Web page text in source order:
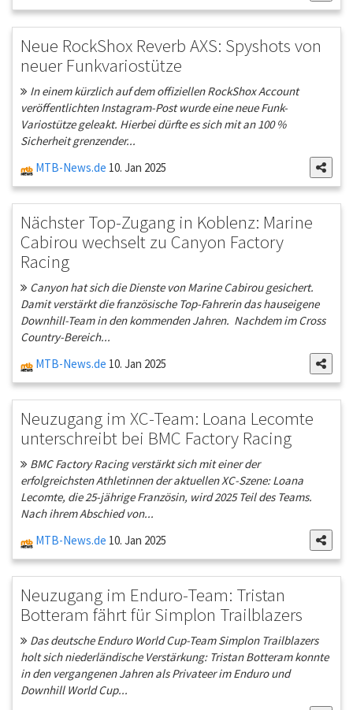
Neue RockShox Reverb AXS: Spyshots von
neuer Funkvariostütze
In einem kürzlich auf dem offiziellen RockShox Account
veröffentlichten Instagram-Post wurde eine neue Funk-
Variostütze geleakt. Hierbei dürfte es sich mit an 100 %
Sicherheit grenzender...
MTB-News.de 10. Jan 2025
Nächster Top-Zugang in Koblenz: Marine
Cabirou wechselt zu Canyon Factory
Racing
Canyon hat sich die Dienste von Marine Cabirou gesichert.
Damit verstärkt die französische Top-Fahrerin das hauseigene
Downhill-Team in den kommenden Jahren. Nachdem im Cross
Country-Bereich...
MTB-News.de 10. Jan 2025
Neuzugang im XC-Team: Loana Lecomte
unterschreibt bei BMC Factory Racing
BMC Factory Racing verstärkt sich mit einer der
erfolgreichsten Athletinnen der aktuellen XC-Szene: Loana
Lecomte, die 25-jährige Französin, wird 2025 Teil des Teams.
Nach ihrem Abschied von...
MTB-News.de 10. Jan 2025
Neuzugang im Enduro-Team: Tristan
Botteram fährt für Simplon Trailblazers
Das deutsche Enduro World Cup-Team Simplon Trailblazers
holt sich niederländische Verstärkung: Tristan Botteram konnte
in den vergangenen Jahren als Privateer im Enduro und
Downhill World Cup...